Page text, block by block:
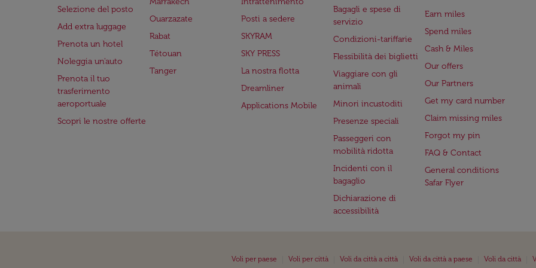
Selezione del posto
Add extra luggage
Prenota un hotel
Noleggia un'auto
Prenota il tuo
trasferimento
aeroportuale
Scopri le nostre offerte
Ouarzazate
Rabat
Tétouan
Tanger
Posti a sedere
SKYRAM
SKY PRESS
La nostra flotta
Dreamliner
Applications Mobile
Bagagli e spese di
servizio
Condizioni-tariffarie
Flessibilità dei biglietti
Viaggiare con gli
animali
Minori incustoditi
Presenze speciali
Passeggeri con
mobilità ridotta
Incidenti con il
bagaglio
Dichiarazione di
accessibilità
Earn miles
Spend miles
Cash & Miles
Our offers
Our Partners
Get my card number
Claim missing miles
Forgot my pin
FAQ & Contact
General conditions
Safar Flyer
Voli per paese Voli per città Voli da città a città Voli da città a paese Voli da città